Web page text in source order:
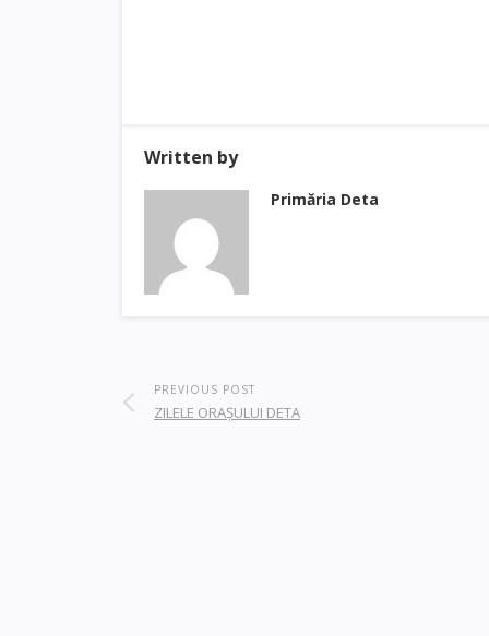
Written by
Primăria Deta
PREVIOUS POST
ZILELE ORAŞULUI DETA